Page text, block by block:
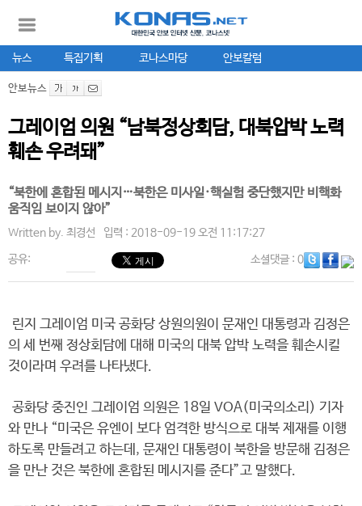
뉴스 특집기획 코나스마당 안보칼럼
안보뉴스
그레이엄 의원 “남북정상회담, 대북압박 노력
훼손 우려돼”
“북한에 혼합된 메시지…북한은 미사일·핵실험 중단했지만 비핵화
움직임 보이지 않아”
Written by. 최경선 입력 : 2018-09-19 오전 11:17:27
공유: 소셜댓글: 0
린지 그레이엄 미국 공화당 상원의원이 문재인 대통령과 김정은
의 세 번째 정상회담에 대해 미국의 대북 압박 노력을 훼손시킬
것이라며 우려를 나타냈다.
공화당 중진인 그레이엄 의원은 18일 VOA(미국의소리) 기자
와 만나 “미국은 유엔이 보다 엄격한 방식으로 대북 제재를 이행
하도록 만들려고 하는데, 문재인 대통령이 북한을 방문해 김정은
을 만난 것은 북한에 혼합된 메시지를 준다”고 말했다.